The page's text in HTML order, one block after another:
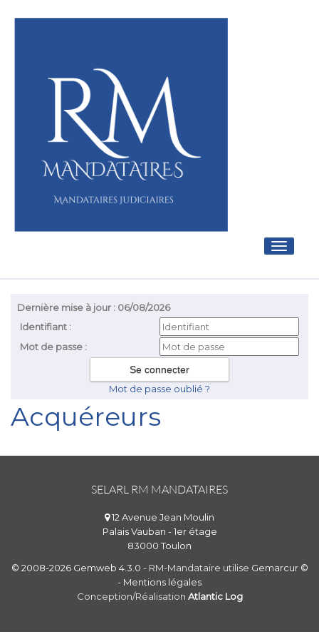
Toggle
Dernière mise à jour : 06/08/2026
Identifiant :
Mot de passe :
Mot de passe oublié ?
Acquéreurs
SELARL RM MANDATAIRES
12 Avenue Jean Moulin
Palais Vauban - 1er étage
83000 Toulon
© 2008-2026 Gemweb 4.3.0 - RM-Mandataire utilise Gemarcur ©
- Mentions légales
Conception/Réalisation Atlantic Log